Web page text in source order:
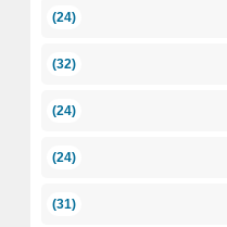
(24)
(32)
(24)
(24)
(31)